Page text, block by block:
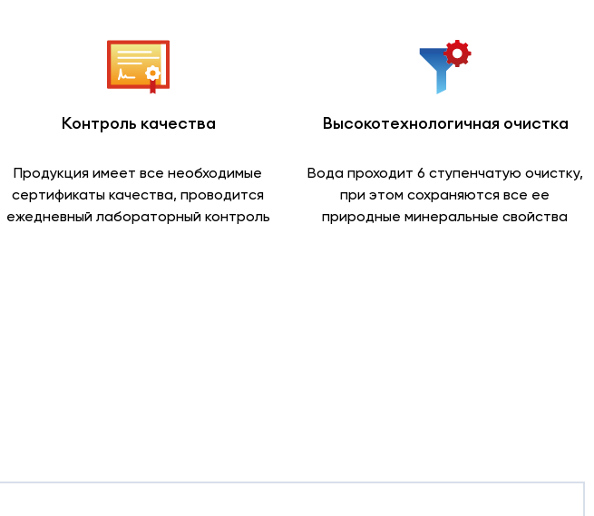
Контроль качества
Продукция имеет все необходимые
сертификаты качества, проводится
ежедневный лабораторный контроль
Высокотехнологичная очистка
Вода проходит 6 ступенчатую очистку,
при этом сохраняются все ее
природные минеральные свойства